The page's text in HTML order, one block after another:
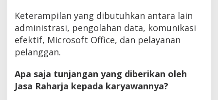
Keterampilan yang dibutuhkan antara lain
administrasi, pengolahan data, komunikasi
efektif, Microsoft Office, dan pelayanan
pelanggan.
Apa saja tunjangan yang diberikan oleh
Jasa Raharja kepada karyawannya?